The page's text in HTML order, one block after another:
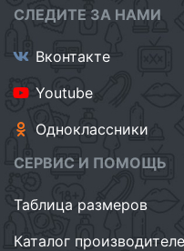
СЛЕДИТЕ ЗА НАМИ
Вконтакте
Youtube
Одноклассники
СЕРВИС И ПОМОЩЬ
Таблица размеров
Каталог